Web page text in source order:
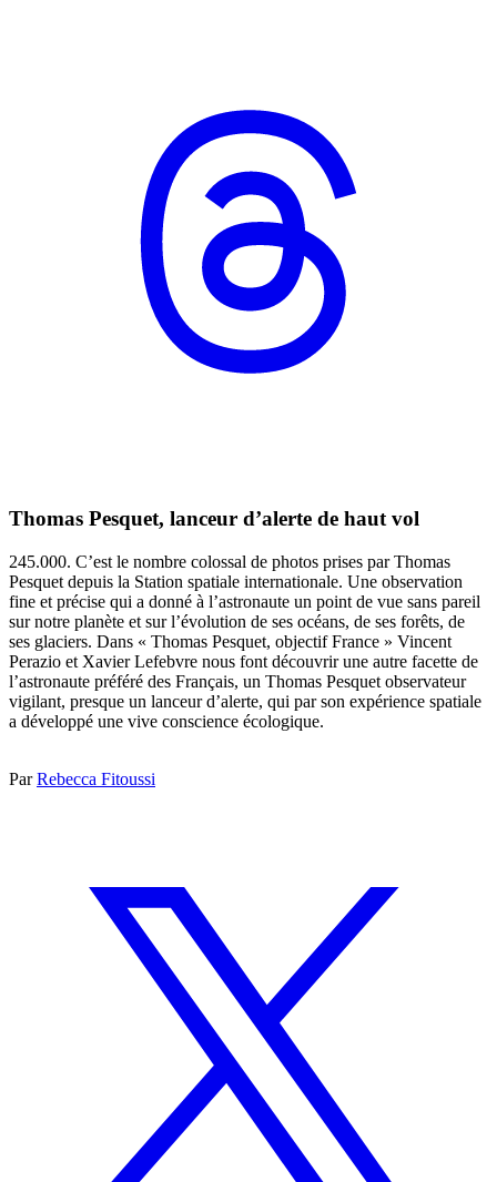
Thomas Pesquet, lanceur d’alerte de haut vol
245.000. C’est le nombre colossal de photos prises par Thomas
Pesquet depuis la Station spatiale internationale. Une observation
fine et précise qui a donné à l’astronaute un point de vue sans pareil
sur notre planète et sur l’évolution de ses océans, de ses forêts, de
ses glaciers. Dans « Thomas Pesquet, objectif France » Vincent
Perazio et Xavier Lefebvre nous font découvrir une autre facette de
l’astronaute préféré des Français, un Thomas Pesquet observateur
vigilant, presque un lanceur d’alerte, qui par son expérience spatiale
a développé une vive conscience écologique.
ParRebecca Fitoussi